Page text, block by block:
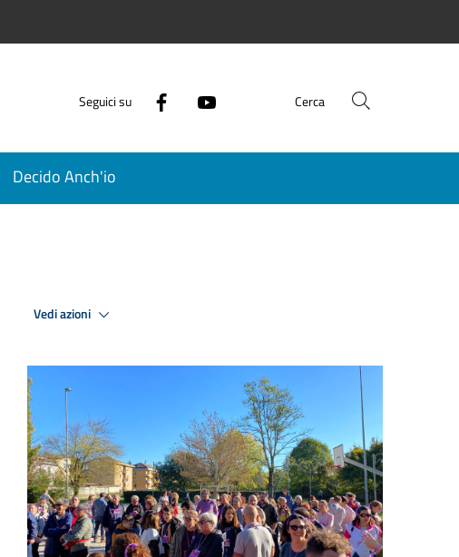
Seguici su Cerca
Decido Anch'io
Vedi azioni